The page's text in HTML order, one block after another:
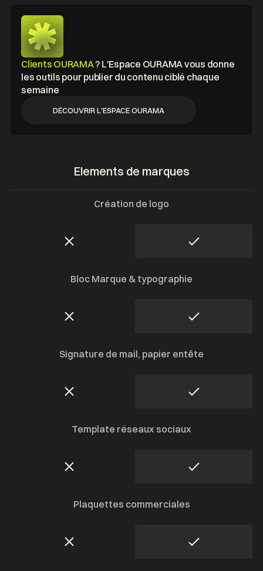
b
Clients OURAMA? L'Espace OURAMA vous donne
les outils pour publier du contenu ciblé chaque
semaine
DÉCOUVRIR L'ESPACE OURAMA
Elements de marques
Création de logo
Bloc Marque & typographie
Signature de mail, papier entête
Template réseaux sociaux
Plaquettes commerciales